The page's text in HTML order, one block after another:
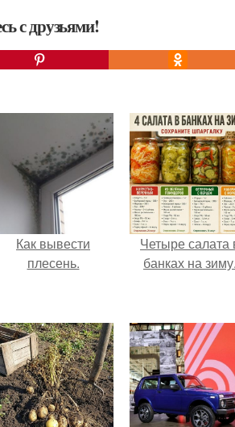
с друзьями!
Как вывести
плесень.
Четыре салата
банках на зиму.